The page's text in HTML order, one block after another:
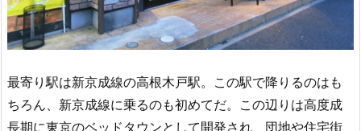
最寄り駅は新京成線の高根木戸駅。この駅で降りるのはも
ちろん、新京成線に乗るのも初めてだ。この辺りは高度成
長期に東京のベッドタウンとして開発され、団地や住宅街